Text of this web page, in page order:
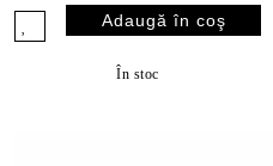
În stoc